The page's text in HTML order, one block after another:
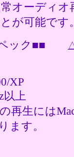
オーディオ
が可能です
ペック■■
XP
以上
再生には
ます。